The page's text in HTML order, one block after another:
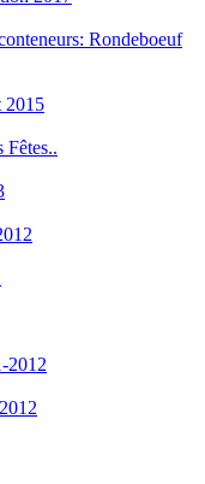
Rondeboeuf
2015
Fêtes..
2012